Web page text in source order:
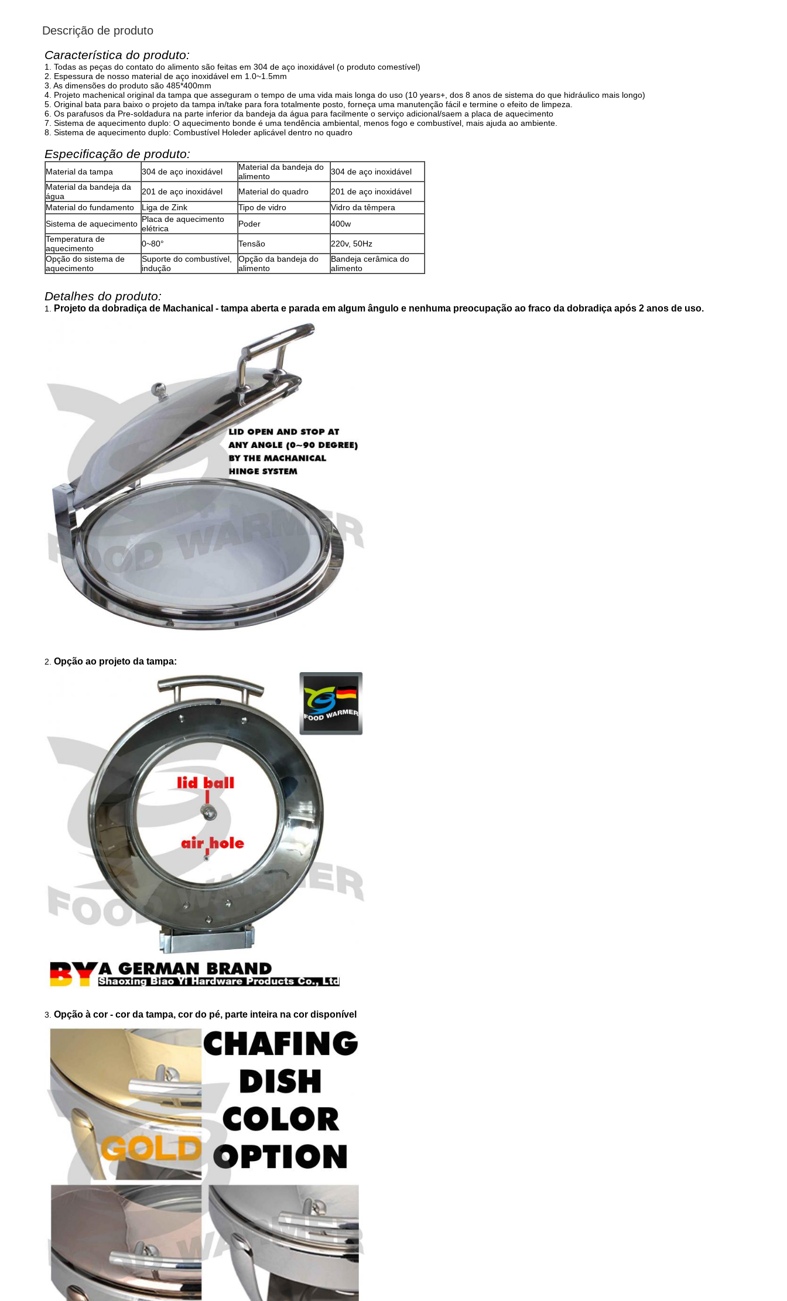
Descrição de produto
Característica do produto:
1. Todas as peças do contato do alimento são feitas em 304 de aço inoxidável (o produto comestível)
2. Espessura de nosso material de aço inoxidável em 1.0~1.5mm
3. As dimensões do produto são 485*400mm
4. Projeto machenical original da tampa que asseguram o tempo de uma vida mais longa do uso (10 years+, dos 8 anos de sistema do que hidráulico mais longo)
5. Original bata para baixo o projeto da tampa in/take para fora totalmente posto, forneça uma manutenção fácil e termine o efeito de limpeza.
6. Os parafusos da Pre-soldadura na parte inferior da bandeja da água para facilmente o serviço adicional/saem a placa de aquecimento
7. Sistema de aquecimento duplo: O aquecimento bonde é uma tendência ambiental, menos fogo e combustível, mais ajuda ao ambiente.
8. Sistema de aquecimento duplo: Combustível Holeder aplicável dentro no quadro
Especificação de produto:
Material da tampa 304 de aço inoxidável
Material da bandeja do
alimento
304 de aço inoxidável
Material da bandeja da
água
201 de aço inoxidável Material do quadro
201 de aço inoxidável
Material do fundamento
Liga de Zink Tipo de vidro
Vidro da têmpera
Sistema de aquecimento Placa de aquecimento
elétrica
Poder
400w
Temperatura de
aquecimento
0~80° Tensão
220v, 50Hz
Opção do sistema de
aquecimento
Suporte do combustível,
indução
Opção da bandeja do
alimento
Bandeja cerâmica do
alimento
Detalhes do produto:
1. Projeto da dobradiça de Machanical - tampa aberta e parada em algum ângulo e nenhuma preocupação ao fraco da dobradiça após 2 anos de uso.
2. Opção ao projeto da tampa:
3. Opção à cor - cor da tampa, cor do pé, parte inteira na cor disponível